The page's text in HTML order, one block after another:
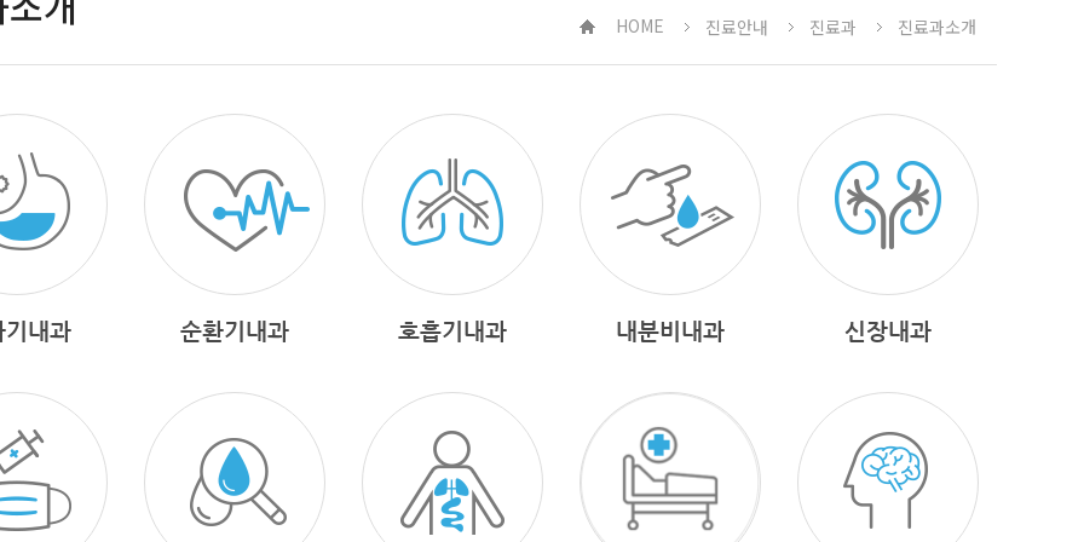
HOME 진료안내 진료과 진료과소개
기내과 순환기내과 호흡기내과 내분비내과 신장내과